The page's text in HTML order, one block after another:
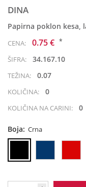
DINA
Papirna poklon kesa,
CENA: 0.75 € *
ŠIFRA: 34.167.10
TEŽINA: 0.07
KOLIČINA: 0
KOLIČINA NA CARINI: 0
Boja: Crna